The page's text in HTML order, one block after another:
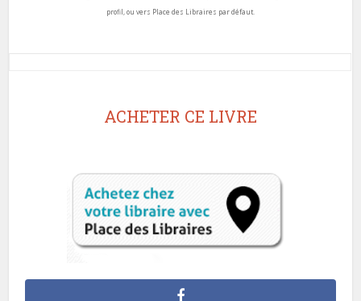
profil, ou vers Place des Libraires par défaut.
ACHETER CE LIVRE